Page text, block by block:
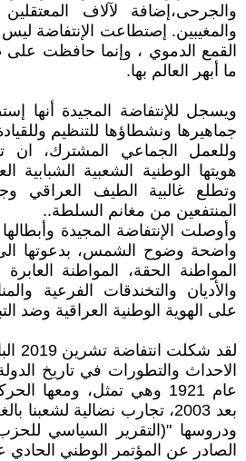
والجرحى،إضافة لآلاف
والمغيبين. إصتطاعت الإنتفاضة
القمع الدموي ، وإنما حافظت على
ما أبهر العالم بها.
ويسجل للإنتفاضة المجيدة أنها
جماهيرها ونشطاؤها للتنظيم
وللعمل الجماعي المشترك، ان
هويتها الوطنية الشعبية الشبابية
وتطلع غالبية الطيف العراقي
المنتفعين من مغانم السلطة..
وأوصلت الإنتفاضة المجيدة
واضحة وضوح الشمس، بدعوتها الى
المواطنة الحقة، المواطنة
والأديان والتخندقات الفرعية
على الهوية الوطنية العراقية وضد
الاحداث والتطورات في تاريخ
عام 1921 وهي تمثل، ومعها
بعد 2003، تجارب نضالية لشعبنا
ودروسها "(التقرير السياسي
الصادر عن المؤتمر الوطني الحادي عشر،